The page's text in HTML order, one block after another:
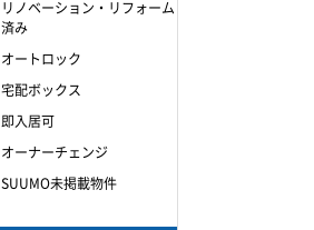
リノベーション・リフォーム
済み
オートロック
宅配ボックス
即入居可
オーナーチェンジ
SUUMO未掲載物件